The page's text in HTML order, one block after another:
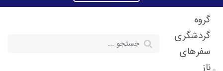
گروه
گردشگری
سفرهای
ناز